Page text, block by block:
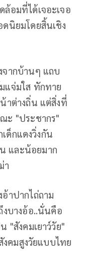
ล้อมที่ได้เจอะเจอ
นิยมโดยสิ้นเชิง
จากบ้านๆ แถบ
แจ่มใส ทักทาย
าต่างถิ่น แต่สิ่งที่
ะ "ประชากร"
กแดงวิ่งกัน
และน้อยมาก
า
าปากไถ่ถาม
งบางอ้อ..นั่นคือ
"สังคมเยาว์วัย"
คมสูงวัยแบบไทย